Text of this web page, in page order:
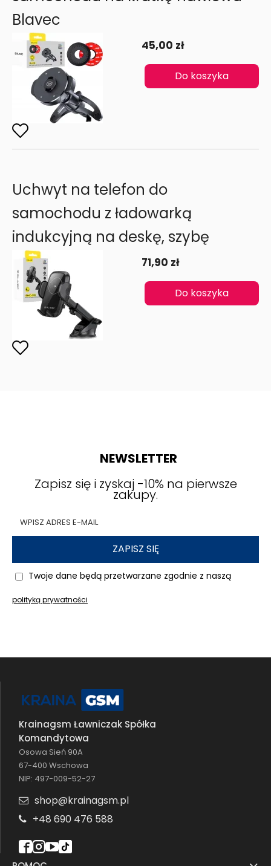
Blavec
45,00 zł
Do koszyka
Uchwyt na telefon do
samochodu z ładowarką
indukcyjną na deskę, szybę
71,90 zł
Do koszyka
NEWSLETTER
Zapisz się i zyskaj -10% na pierwsze
zakupy.
ZAPISZ SIĘ
Twoje dane będą przetwarzane zgodnie z naszą
polityką prywatności
Krainagsm Ławniczak Spółka
Komandytowa
Osowa Sień 90A
67-400 Wschowa
NIP: 497-009-52-27
shop@krainagsm.pl
+48 690 476 588